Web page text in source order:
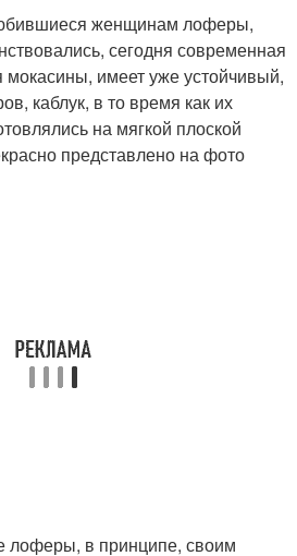
женщинам лоферы,
сегодня современная
имеет уже устойчивый,
каблук, в то время как их
на мягкой плоской
представлено на фото
в принципе, своим